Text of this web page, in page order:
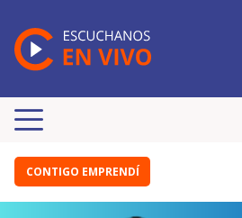
CONTIGO EMPRENDÍ